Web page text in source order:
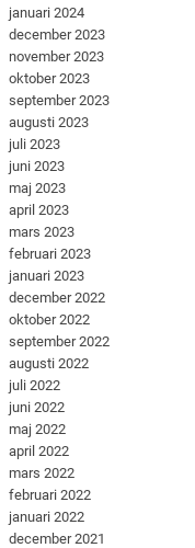
januari 2024
december 2023
november 2023
oktober 2023
september 2023
augusti 2023
juli 2023
juni 2023
maj 2023
april 2023
mars 2023
februari 2023
januari 2023
december 2022
oktober 2022
september 2022
augusti 2022
juli 2022
juni 2022
maj 2022
april 2022
mars 2022
februari 2022
januari 2022
december 2021